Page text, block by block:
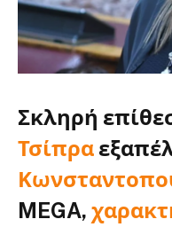
Σκληρή
Τσίπρα
MEGA,